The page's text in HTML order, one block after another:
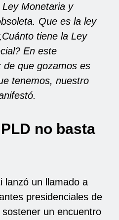
Monetaria y
Que es la ley
tiene la Ley
En este
de que gozamos es
tenemos, nuestro
no basta
lanzó un llamado a
presidenciales de
un encuentro